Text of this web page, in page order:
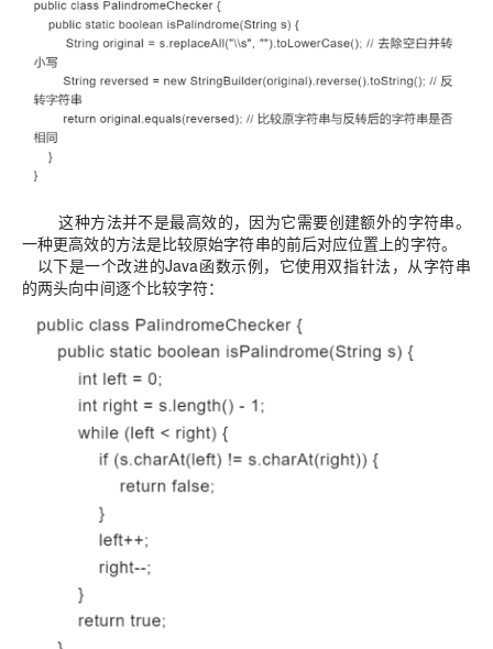
这种方法并不是最高效的，因为它需要创建额外的字符串。
一种更高效的方法是比较原始字符串的前后对应位置上的字符。
以下是一个改进的Java函数示例，它使用双指针法，从字符串
的两头向中间逐个比较字符：